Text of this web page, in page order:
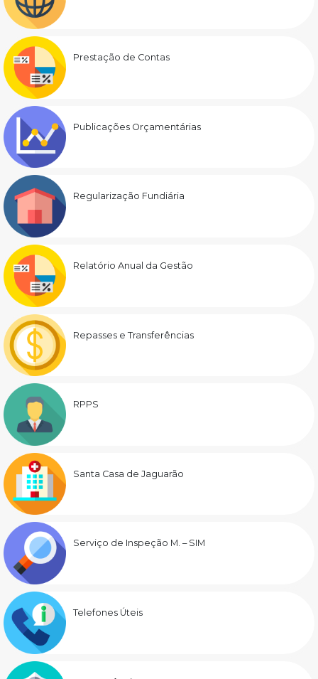
Prestação de Contas
Publicações Orçamentárias
Regularização Fundiária
Relatório Anual da Gestão
Repasses e Transferências
RPPS
Santa Casa de Jaguarão
Serviço de Inspeção M. – SIM
Telefones Úteis